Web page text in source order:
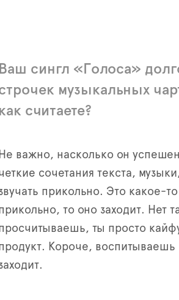
Ваш сингл «Голоса»
музыкальных
как считаете?
Не важно, насколько он
сочетания текста,
прикольно. Это какое-
то оно заходит. Нет
ты просто
Короче, воспитываешь